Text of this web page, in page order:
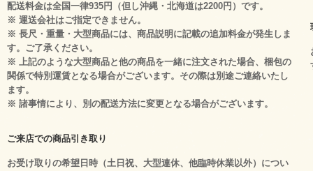
配送料金は全国一律935円（但し沖縄・北海道は2200円）です。
※ 運送会社はご指定できません。
※ 長尺・重量・大型商品には、商品説明に記載の追加料金が発生しま
す。ご了承ください。
※ 上記のような大型商品と他の商品を一緒に注文された場合、梱包の
関係で特別運賃となる場合がございます。その際は別途ご連絡いたし
ます。
※ 諸事情により、別の配送方法に変更となる場合がございます。
ご来店での商品引き取り
お受け取りの希望日時（土日祝、大型連休、他臨時休業以外）につい